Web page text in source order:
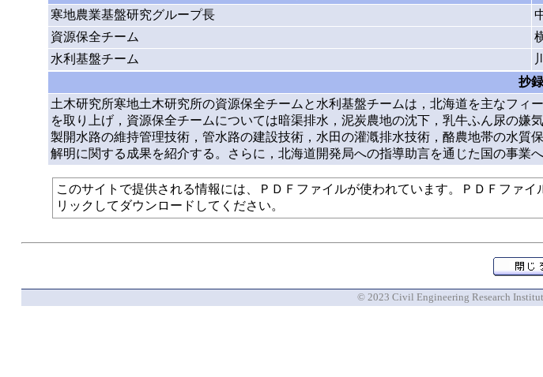
寒地農業基盤研究グループ長
資源保全チーム
水利基盤チーム
抄録
土木研究所寒地土木研究所の資源保全チームと水利基盤チームは，北海道を主なフ
を取り上げ，資源保全チームについては暗渠排水，泥炭農地の沈下，乳牛ふん尿の
製開水路の維持管理技術，管水路の建設技術，水田の灌漑排水技術，酪農地帯の水
解明に関する成果を紹介する。さらに，北海道開発局への指導助言を通じた国の事業
このサイトで提供される情報には、ＰＤＦファイルが使われています。ＰＤＦファイ
リックしてダウンロードしてください。
© 2023 Civil Engineering Research